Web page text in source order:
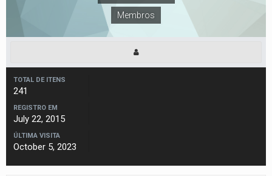
Membros
TOTAL DE ITENS
241
REGISTRO EM
July 22, 2015
ÚLTIMA VISITA
October 5, 2023